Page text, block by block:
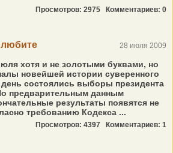
Просмотров: 2975 Комментариев: 0
28 июля 2009
хотя и не золотыми буквами, но
новейшей истории суверенного
состоялись выборы президента
предварительным данным
результаты появятся не
требованию Кодекса ...
Просмотров: 4397 Комментариев: 1